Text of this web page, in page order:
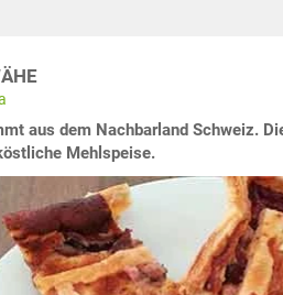
aus dem Nachbarland Schweiz.
Mehlspeise.